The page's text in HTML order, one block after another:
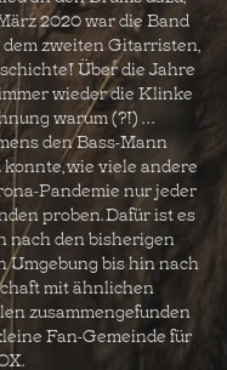
2020 war die Band
zweiten Gitarristen,
Über die Jahre
wieder die Klinke
warum (?!) . . .
den Bass-Mann
wie viele andere
Pandemie nur jeder
proben. Dafür ist es
nach den bisherigen
bis hin nach
mit ähnlichen
zusammengefunden
Fan-Gemeinde für